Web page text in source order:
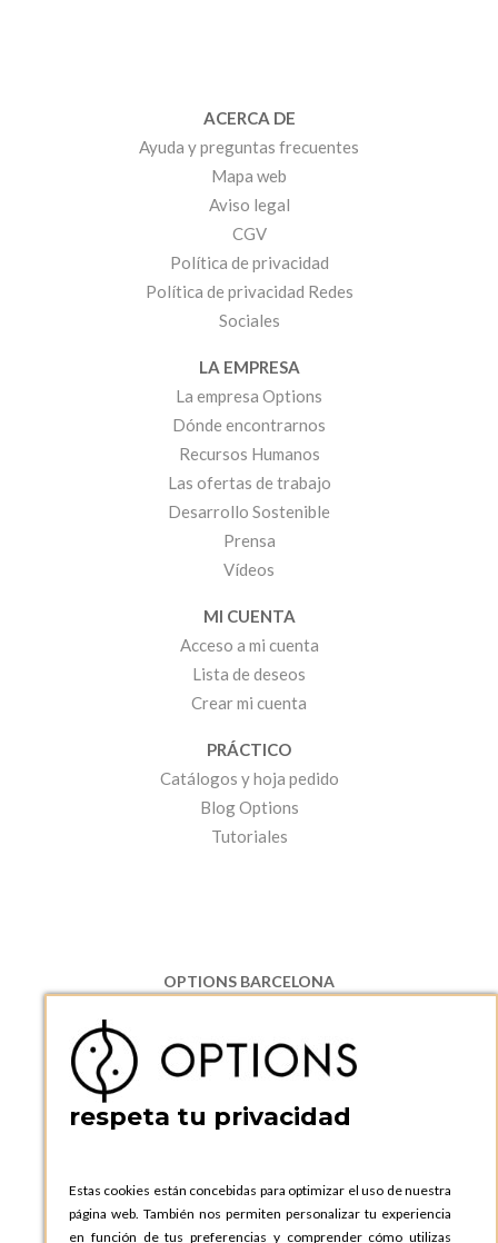
ACERCA DE
Ayuda y preguntas frecuentes
Mapa web
Aviso legal
CGV
Política de privacidad
Política de privacidad Redes
Sociales
LA EMPRESA
La empresa Options
Dónde encontrarnos
Recursos Humanos
Las ofertas de trabajo
Desarrollo Sostenible
Prensa
Vídeos
MI CUENTA
Acceso a mi cuenta
Lista de deseos
Crear mi cuenta
PRÁCTICO
Catálogos y hoja pedido
Blog Options
Tutoriales
OPTIONS BARCELONA
08130 Santa Perpetua de Moguda, Barcelona
ESPAñA
Teléfono:
+34 935 724 041
OPTIONS BARCELONA SHOWROOM
ESPAñA
Teléfono:+34 935 724 041
respeta tu privacidad
Estas cookies están concebidas para optimizar el uso de nuestra
página web. También nos permiten personalizar tu experiencia
en función de tus preferencias y comprender cómo utilizas